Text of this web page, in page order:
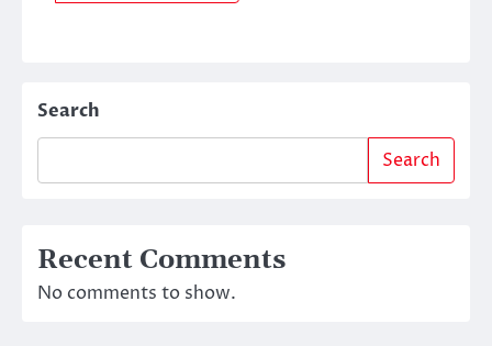
Search
Search
Recent Comments
No comments to show.